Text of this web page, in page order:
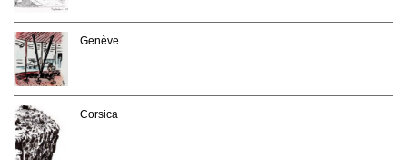
Genève
Corsica